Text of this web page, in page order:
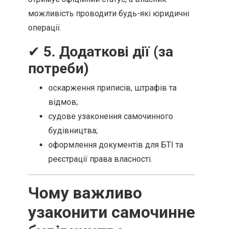
можливість проводити будь-які юридичні
операції.
✔ 5. Додаткові дії (за
потреби)
оскарження приписів, штрафів та
відмов;
судове узаконення самочинного
будівництва;
оформлення документів для БТІ та
реєстрації права власності.
Чому важливо
узаконити самочинне